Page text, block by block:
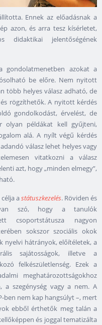
Ennek az előadásnak a
azon, és arra tesz kísérletet,
jelentőségének
gondolatmenetben azokat a
be előre. Nem nyitott
több helyes válasz adható, de
rögzíthetők. A nyitott kérdés
gondolkodást, érvelést, de
olyan példákat kell gyűjteni,
alá. A nyílt végű kérdés
válasz lehet helyes vagy
vitatkozni a válasz
azt, hogy „minden elmegy”,
astátuszkezelés. Röviden és
van szó, hogy a tanulók
csoportstátusza nagyon
sokszor szociális okok
nyelvi hátrányok, előítéletek, a
sajátosságok, illetve a
felkészületlenség. Ezek a
meghatározottságokhoz
a szegénység vagy a nem. A
ben nem kap hangsúlyt –, mert
ebből érthetők meg talán a
és joggal tematizálta